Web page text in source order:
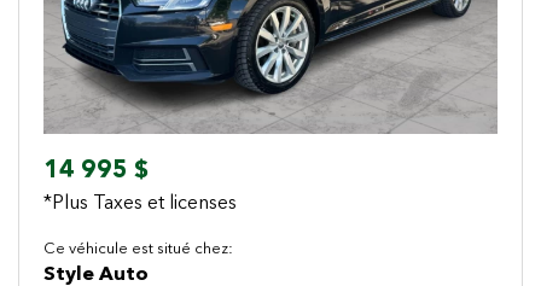
14 995 $
*Plus Taxes et licenses
Ce véhicule est situé chez:
Style Auto